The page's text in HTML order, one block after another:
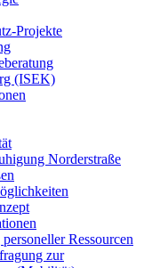
Projekte
(ISEK)
Norderstraße
Ressourcen
zur